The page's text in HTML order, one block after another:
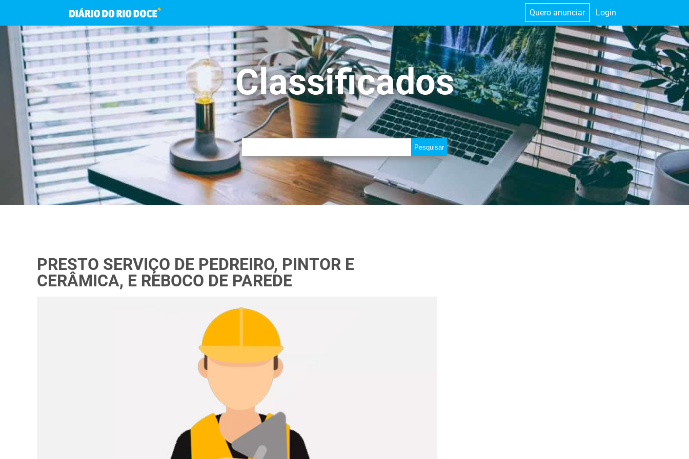
Quero anunciar Login
Classificados
PRESTO SERVIÇO DE PEDREIRO, PINTOR E
CERÂMICA, E REBOCO DE PAREDE